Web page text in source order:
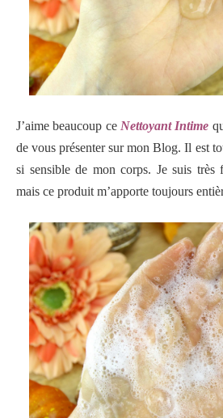
J’aime beaucoup ce Nettoyant Intime
de vous présenter sur mon Blog. Il est
si sensible de mon corps. Je suis très
mais ce produit m’apporte toujours